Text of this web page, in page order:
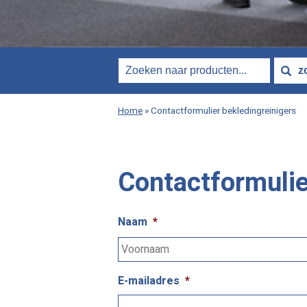
Home »Contactformulier bekledingreinigers
Naam *
E-mailadres *